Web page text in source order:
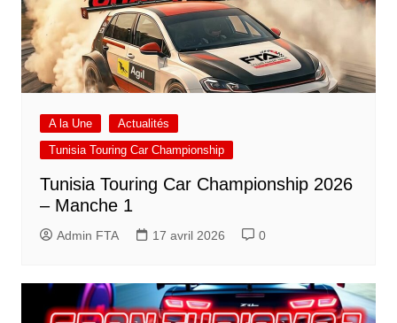
A la Une
Actualités
Tunisia Touring Car Championship
Tunisia Touring Car Championship 2026
– Manche 1
Admin FTA 17 avril 2026 0